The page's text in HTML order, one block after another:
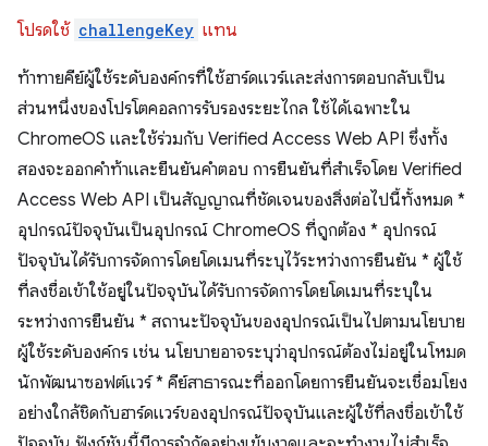
โปรดใช้ challengeKey แทน
ท้าทายคีย์ผู้ใช้ระดับองค์กรที่ใช้ฮาร์ดแวร์และส่งการตอบกลับเป็น
ส่วนหนึ่งของโปรโตคอลการรับรองระยะไกล ใช้ได้เฉพาะใน
ChromeOS และใช้ร่วมกับ Verified Access Web API ซึ่งทั้ง
สองจะออกคำท้าและยืนยันคำตอบ การยืนยันที่สำเร็จโดย Verified
Access Web API เป็นสัญญาณที่ชัดเจนของสิ่งต่อไปนี้ทั้งหมด *
อุปกรณ์ปัจจุบันเป็นอุปกรณ์ ChromeOS ที่ถูกต้อง * อุปกรณ์
ปัจจุบันได้รับการจัดการโดยโดเมนที่ระบุไว้ระหว่างการยืนยัน * ผู้ใช้
ที่ลงชื่อเข้าใช้อยู่ในปัจจุบันได้รับการจัดการโดยโดเมนที่ระบุใน
ระหว่างการยืนยัน * สถานะปัจจุบันของอุปกรณ์เป็นไปตามนโยบาย
ผู้ใช้ระดับองค์กร เช่น นโยบายอาจระบุว่าอุปกรณ์ต้องไม่อยู่ในโหมด
นักพัฒนาซอฟต์แวร์ * คีย์สาธารณะที่ออกโดยการยืนยันจะเชื่อมโยง
อย่างใกล้ชิดกับฮาร์ดแวร์ของอุปกรณ์ปัจจุบันและผู้ใช้ที่ลงชื่อเข้าใช้